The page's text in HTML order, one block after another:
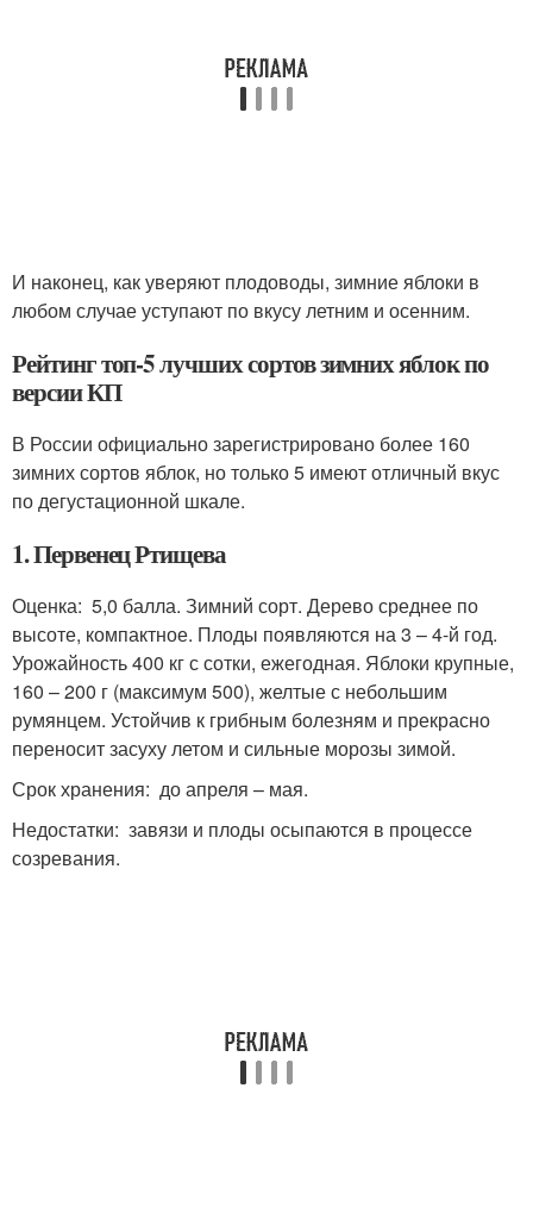
И наконец, как уверяют плодоводы, зимние яблоки в
любом случае уступают по вкусу летним и осенним.
Рейтинг топ-5 лучших сортов зимних яблок по
версии КП
В России официально зарегистрировано более 160
зимних сортов яблок, но только 5 имеют отличный вкус
по дегустационной шкале.
1. Первенец Ртищева
Оценка: 5,0 балла. Зимний сорт. Дерево среднее по
высоте, компактное. Плоды появляются на 3 – 4-й год.
Урожайность 400 кг с сотки, ежегодная. Яблоки крупные,
160 – 200 г (максимум 500), желтые с небольшим
румянцем. Устойчив к грибным болезням и прекрасно
переносит засуху летом и сильные морозы зимой.
Срок хранения: до апреля – мая.
Недостатки: завязи и плоды осыпаются в процессе
созревания.